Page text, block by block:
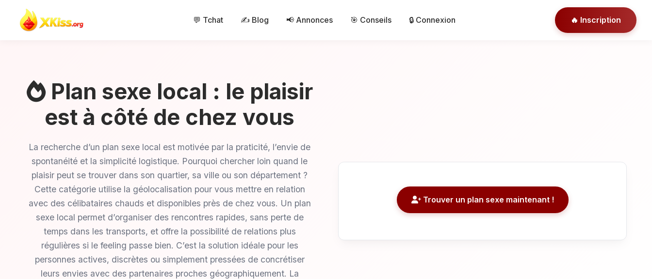
💬 Tchat ✍️ Blog 📢 Annonces 🎯 Conseils 🔒 Connexion 🔥 Inscription
Plan sexe local : le plaisir
est à côté de chez vous
La recherche d’un plan sexe local est motivée par la praticité, l’envie de
spontanéité et la simplicité logistique. Pourquoi chercher loin quand le
plaisir peut se trouver dans son quartier, sa ville ou son département ?
Cette catégorie utilise la géolocalisation pour vous mettre en relation
avec des célibataires chauds et disponibles près de chez vous. Un plan
sexe local permet d’organiser des rencontres rapides, sans perte de
temps dans les transports, et offre la possibilité de relations plus
régulières si le feeling passe bien. C’est la solution idéale pour les
personnes actives, discrètes ou simplement pressées de concrétiser
leurs envies avec des partenaires proches géographiquement. La
Trouver un plan sexe maintenant !